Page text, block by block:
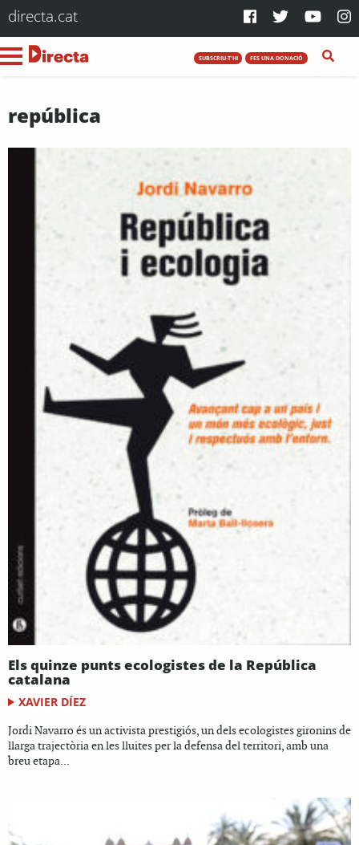
directa.cat
SUBSCRIU-T'HI FES UNA DONACIÓ
república
Els quinze punts ecologistes de la República
catalana
XAVIER DÍEZ
Jordi Navarro és un activista prestigiós, un dels ecologistes gironins de
llarga trajectòria en les lluites per la defensa del territori, amb una
breu etapa...